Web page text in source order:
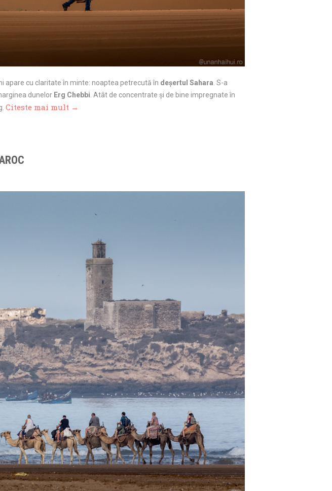
apare cu claritate în minte: noaptea petrecută în deșertul Sahara. S-a
dunelor Erg Chebbi. Atât de concentrate și de bine impregnate în
Citeste mai mult →